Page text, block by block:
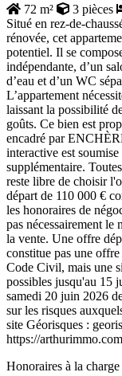
72 m² 3 pièces
Situé en rez-de-
rénovée, cet
potentiel. Il se
indépendante, d’un
d’eau et d’un WC
L’appartement
laissant la possibilité
goûts. Ce bien est
encadré par
interactive est
supplémentaire.
reste libre de choisir
départ de 110 000 €
les honoraires de
pas nécessairement le
la vente. Une offre
constitue pas une
Code Civil, mais une
possibles jusqu'au 15
samedi 20 juin 2026
sur les risques
site Géorisques :
https://
Honoraires à la